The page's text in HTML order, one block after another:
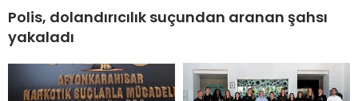
Polis, dolandırıcılık suçundan aranan şahsı
yakaladı